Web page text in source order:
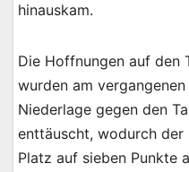
hinauskam.
Die Hoffnungen auf den
wurden am
Niederlage gegen den
enttäuscht, wodurch der
Platz auf sieben Punkte